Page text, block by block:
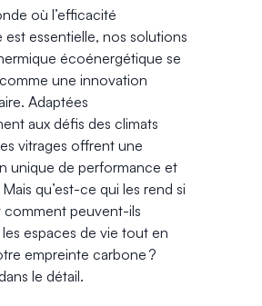
où l’efficacité
est essentielle, nos solutions
écoénergétique se
une innovation
Adaptées
aux défis des climats
vitrages offrent une
unique de performance et
qu’est-ce qui les rend si
comment peuvent-ils
espaces de vie tout en
empreinte carbone ?
le détail.